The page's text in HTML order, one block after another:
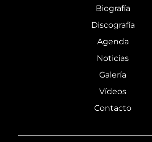
Biografía
Discografía
Agenda
Noticias
Galería
Vídeos
Contacto